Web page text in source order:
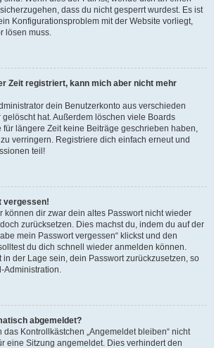
dass du nicht gesperrt wurdest. Es ist
Konfigurationsproblem mit der Website vorliegt,
lösen muss.
Zeit registriert, kann mich aber nicht mehr
dein Benutzerkonto aus verschieden
hat. Außerdem löschen viele Boards
für längere Zeit keine Beiträge geschrieben haben,
verringern. Registriere dich einfach erneut und
teil!
vergessen!
können dir zwar dein altes Passwort nicht wieder
zurücksetzen. Dies machst du, indem du auf der
mein Passwort vergessen“ klickst und den
du dich schnell wieder anmelden können.
in der Lage sein, dein Passwort zurückzusetzen, so
Administration.
abgemeldet?
Kontrollkästchen „Angemeldet bleiben“ nicht
eine Sitzung angemeldet. Dies verhindert den